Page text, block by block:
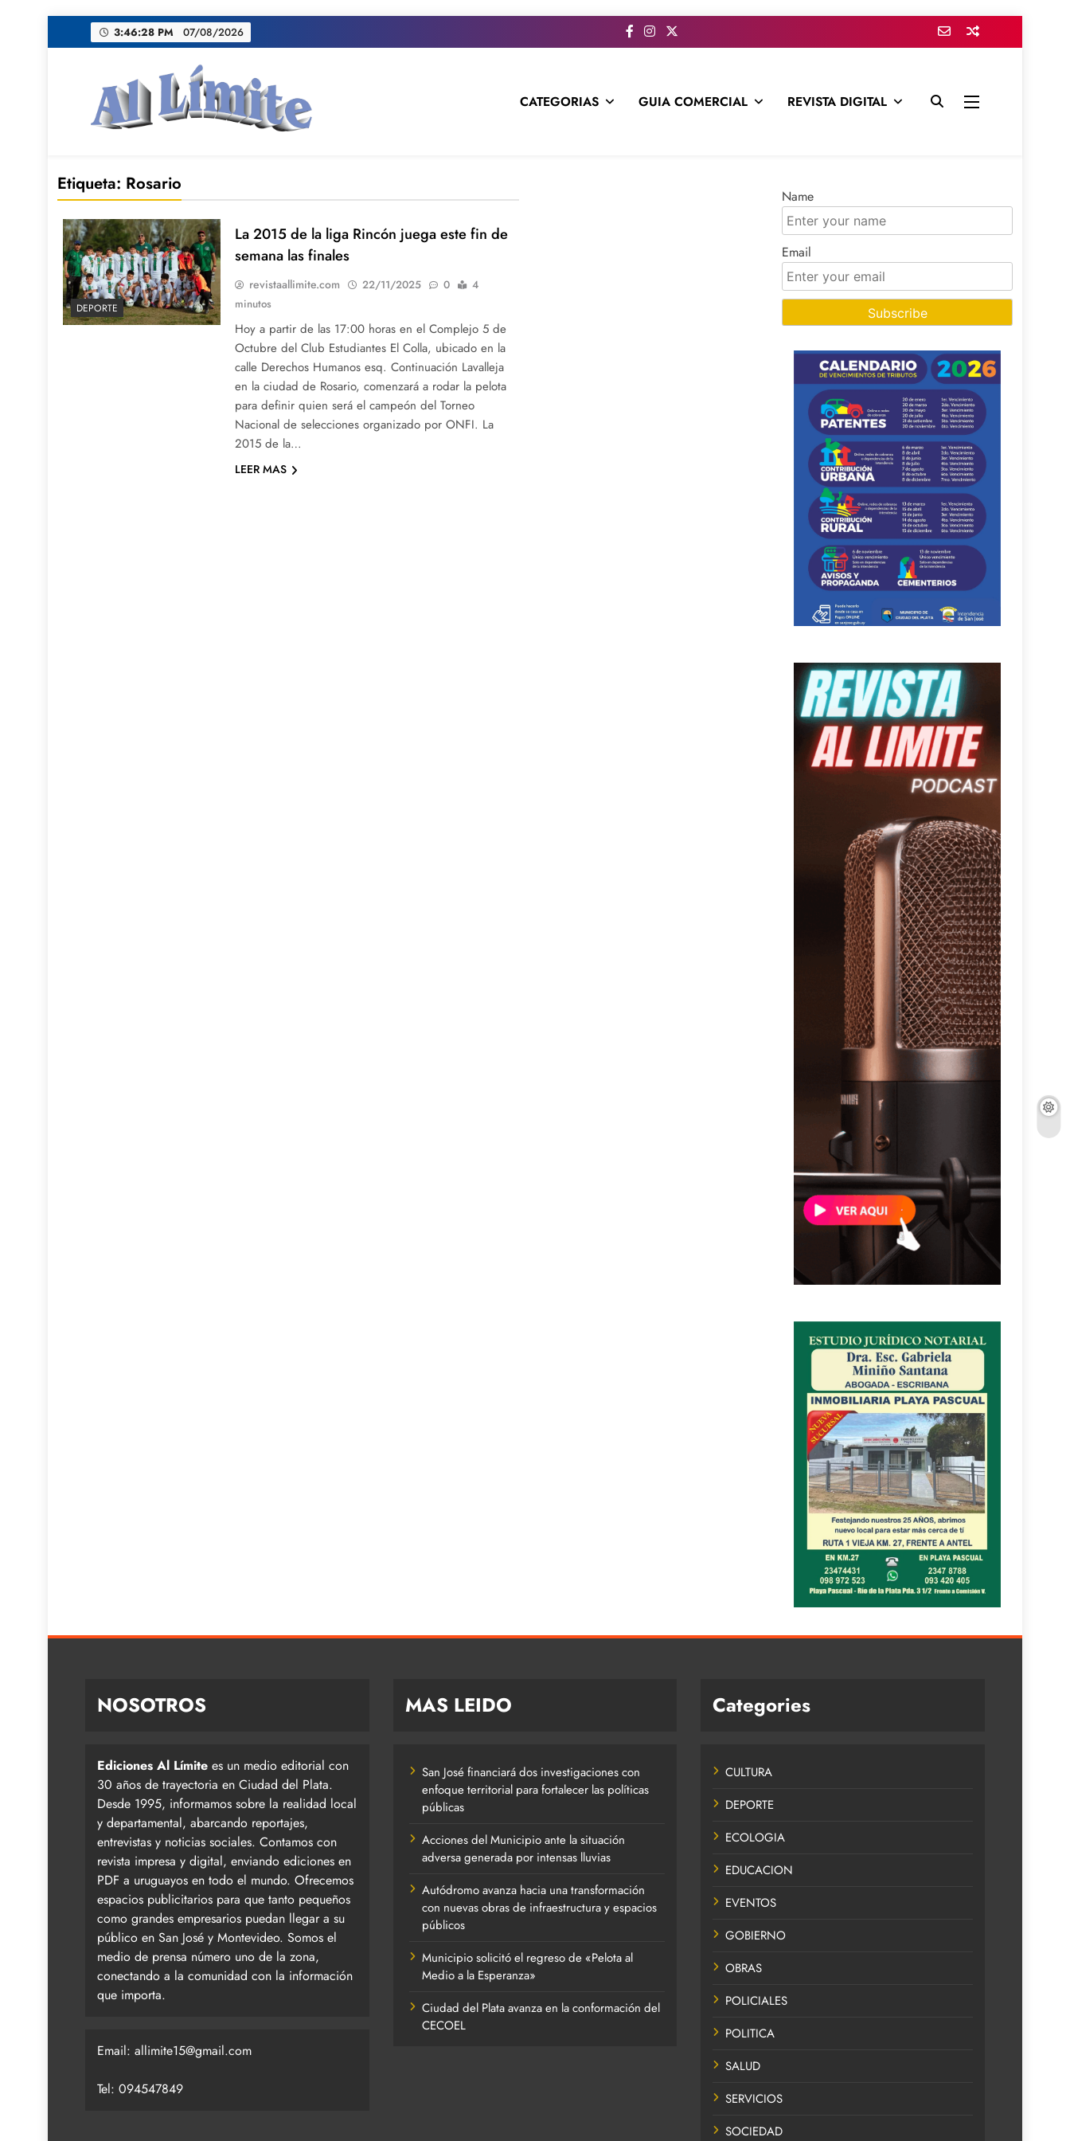
al
3:46:29 PM 07/08/2026
CATEGORIAS GUIA COMERCIAL REVISTA DIGITAL
Etiqueta: Rosario
DEPORTE
La 2015 de la liga Rincón juega este fin de
semana las finales
revistaallimite.com 22/11/2025 0
4
minutos
Hoy a partir de las 17:00 horas en el Complejo 5 de
Octubre del Club Estudiantes El Colla, ubicado en la
calle Derechos Humanos esq. Continuación Lavalleja
en la ciudad de Rosario, comenzará a rodar la pelota
para definir quien será el campeón del Torneo
Nacional de selecciones organizado por ONFI. La
2015 de la…
LEER MAS
Name
Email
NOSOTROS
Ediciones Al Límite es un medio editorial con
30 años de trayectoria en Ciudad del Plata.
Desde 1995, informamos sobre la realidad local
y departamental, abarcando reportajes,
entrevistas y noticias sociales. Contamos con
revista impresa y digital, enviando ediciones en
PDF a uruguayos en todo el mundo. Ofrecemos
espacios publicitarios para que tanto pequeños
como grandes empresarios puedan llegar a su
público en San José y Montevideo. Somos el
medio de prensa número uno de la zona,
conectando a la comunidad con la información
que importa.
Email: allimite15@gmail.com
Tel: 094547849
MAS LEIDO
San José financiará dos investigaciones con
enfoque territorial para fortalecer las políticas
públicas
Acciones del Municipio ante la situación
adversa generada por intensas lluvias
Autódromo avanza hacia una transformación
con nuevas obras de infraestructura y espacios
públicos
Municipio solicitó el regreso de «Pelota al
Medio a la Esperanza»
Ciudad del Plata avanza en la conformación del
CECOEL
Categories
CULTURA
DEPORTE
ECOLOGIA
EDUCACION
EVENTOS
GOBIERNO
OBRAS
POLICIALES
POLITICA
SALUD
SERVICIOS
SOCIEDAD